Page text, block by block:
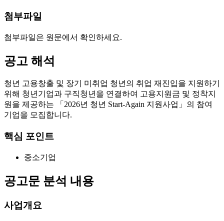
첨부파일
첨부파일은 원문에서 확인하세요.
공고 해석
청년 고용창출 및 장기 미취업 청년의 취업 재진입을 지원하기
위해 청년기업과 구직청년을 연결하여 고용지원금 및 정착지
원을 제공하는 「2026년 청년 Start-Again 지원사업」의 참여
기업을 모집합니다.
핵심 포인트
중소기업
공고문 분석 내용
사업개요